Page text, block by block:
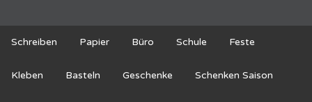
Schreiben Papier Büro Schule Feste
Kleben Basteln Geschenke Schenken Saison